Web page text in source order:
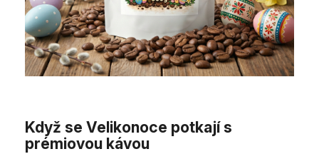
Když se Velikonoce potkají s
prémiovou kávou